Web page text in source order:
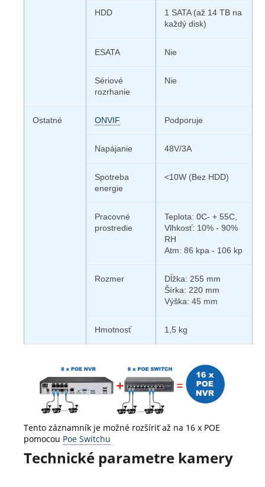
HDD
1 SATA (až 14 TB na
každý disk)
ESATA Nie
Sériové
rozrhanie
Nie
Ostatné ONVIF Podporuje
Napájanie 48V/3A
Spotreba
energie
<10W (Bez HDD)
Pracovné
prostredie
Teplota: 0C- + 55C,
Vlhkosť: 10% - 90%
RH
Atm: 86 kpa - 106 kp
Rozmer
Dĺžka: 255 mm
Šírka: 220 mm
Výška: 45 mm
Hmotnosť 1,5 kg
Tento záznamník je možné rozšíriť až na 16 x POE
pomocou Poe Switchu
Technické parametre kamery